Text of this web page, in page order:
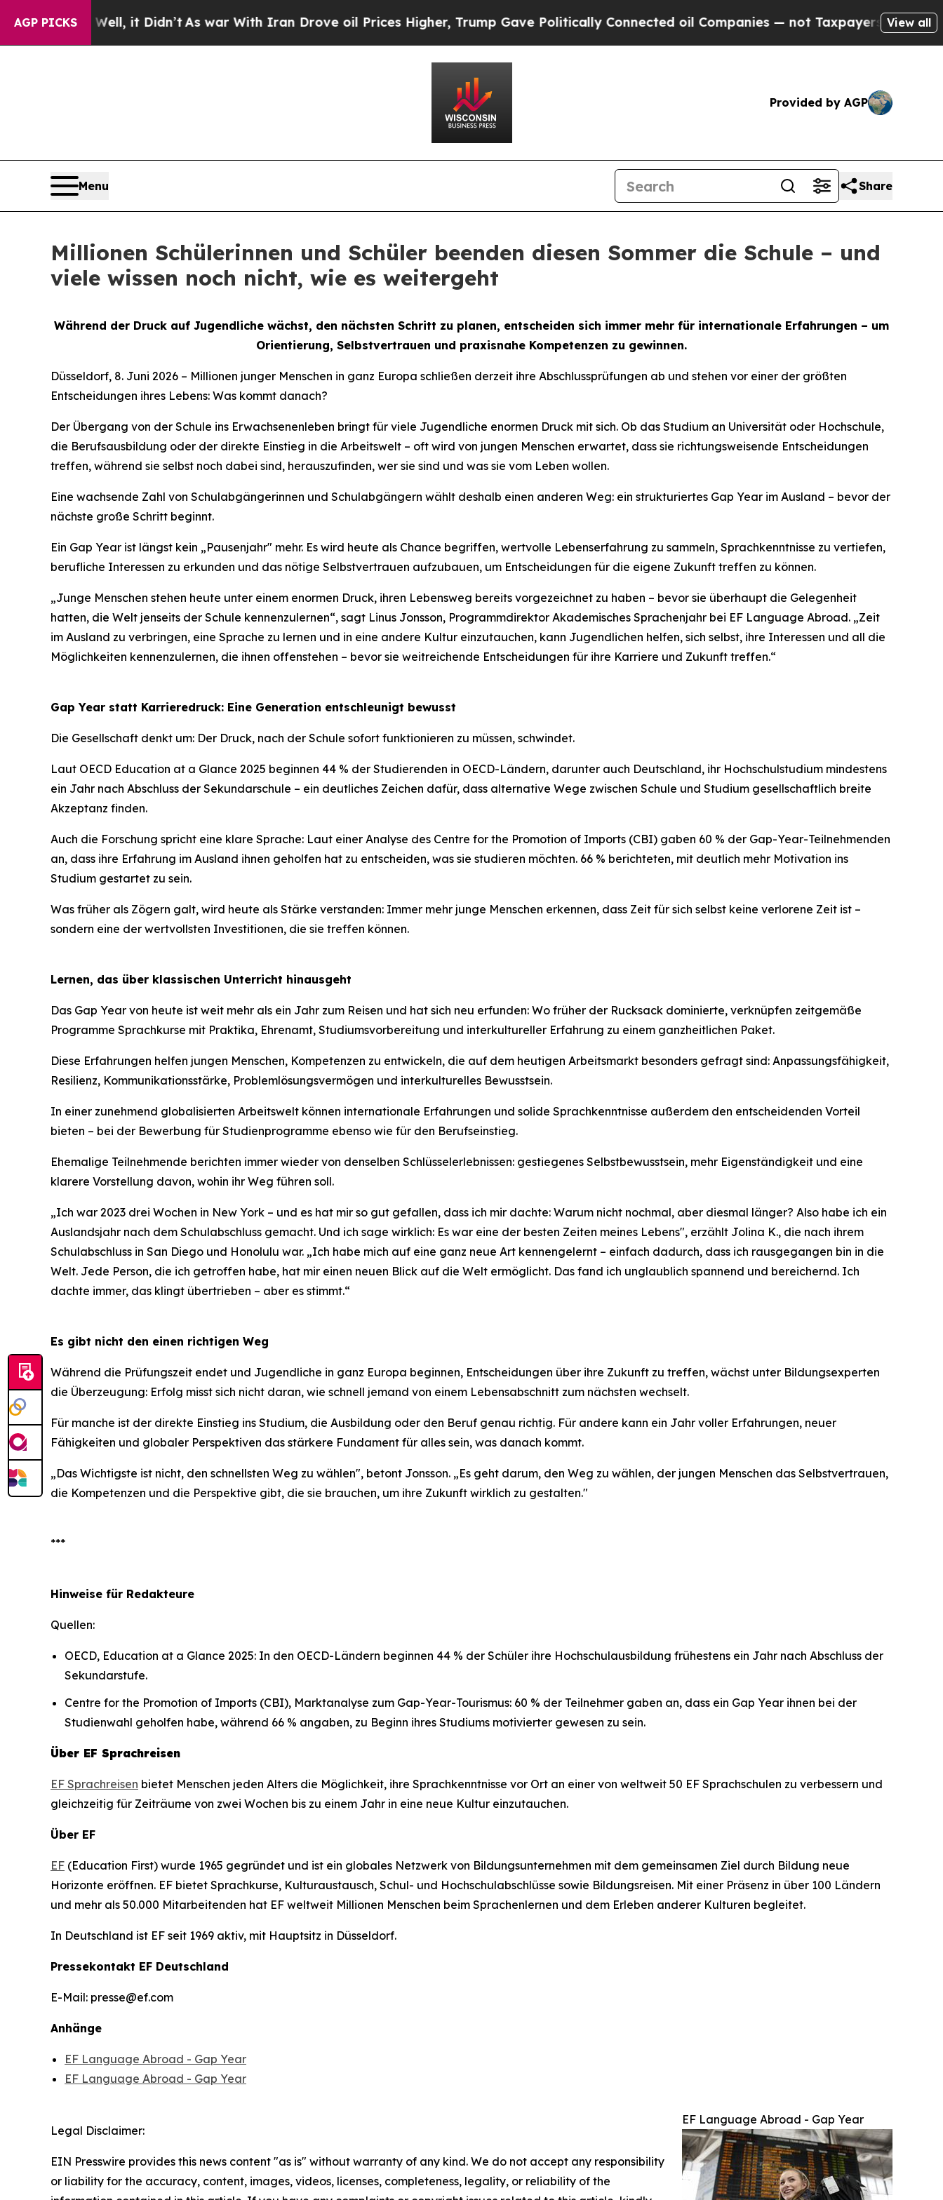
AGP PICKS
it Didn’t As war With Iran Drove oil Prices Higher, Trump Gave Politically Connected oil Companies — not Taxpayers — the Chance toView all
Provided by AGP
Menu Share
Millionen Schülerinnen und Schüler beenden diesen Sommer die Schule – und
viele wissen noch nicht, wie es weitergeht
Während der Druck auf Jugendliche wächst, den nächsten Schritt zu planen, entscheiden sich immer mehr für internationale Erfahrungen – um
Orientierung, Selbstvertrauen und praxisnahe Kompetenzen zu gewinnen.
Düsseldorf, 8. Juni 2026 – Millionen junger Menschen in ganz Europa schließen derzeit ihre Abschlussprüfungen ab und stehen vor einer der größten
Entscheidungen ihres Lebens: Was kommt danach?
Der Übergang von der Schule ins Erwachsenenleben bringt für viele Jugendliche enormen Druck mit sich. Ob das Studium an Universität oder Hochschule,
die Berufsausbildung oder der direkte Einstieg in die Arbeitswelt – oft wird von jungen Menschen erwartet, dass sie richtungsweisende Entscheidungen
treffen, während sie selbst noch dabei sind, herauszufinden, wer sie sind und was sie vom Leben wollen.
Eine wachsende Zahl von Schulabgängerinnen und Schulabgängern wählt deshalb einen anderen Weg: ein strukturiertes Gap Year im Ausland – bevor der
nächste große Schritt beginnt.
Ein Gap Year ist längst kein „Pausenjahr" mehr. Es wird heute als Chance begriffen, wertvolle Lebenserfahrung zu sammeln, Sprachkenntnisse zu vertiefen,
berufliche Interessen zu erkunden und das nötige Selbstvertrauen aufzubauen, um Entscheidungen für die eigene Zukunft treffen zu können.
„Junge Menschen stehen heute unter einem enormen Druck, ihren Lebensweg bereits vorgezeichnet zu haben – bevor sie überhaupt die Gelegenheit
hatten, die Welt jenseits der Schule kennenzulernen“, sagt Linus Jonsson, Programmdirektor Akademisches Sprachenjahr bei EF Language Abroad. „Zeit
im Ausland zu verbringen, eine Sprache zu lernen und in eine andere Kultur einzutauchen, kann Jugendlichen helfen, sich selbst, ihre Interessen und all die
Möglichkeiten kennenzulernen, die ihnen offenstehen – bevor sie weitreichende Entscheidungen für ihre Karriere und Zukunft treffen.“
Gap Year statt Karrieredruck: Eine Generation entschleunigt bewusst
Die Gesellschaft denkt um: Der Druck, nach der Schule sofort funktionieren zu müssen, schwindet.
Laut OECD Education at a Glance 2025 beginnen 44 % der Studierenden in OECD-Ländern, darunter auch Deutschland, ihr Hochschulstudium mindestens
ein Jahr nach Abschluss der Sekundarschule – ein deutliches Zeichen dafür, dass alternative Wege zwischen Schule und Studium gesellschaftlich breite
Akzeptanz finden.
Auch die Forschung spricht eine klare Sprache: Laut einer Analyse des Centre for the Promotion of Imports (CBI) gaben 60 % der Gap-Year-Teilnehmenden
an, dass ihre Erfahrung im Ausland ihnen geholfen hat zu entscheiden, was sie studieren möchten. 66 % berichteten, mit deutlich mehr Motivation ins
Studium gestartet zu sein.
Was früher als Zögern galt, wird heute als Stärke verstanden: Immer mehr junge Menschen erkennen, dass Zeit für sich selbst keine verlorene Zeit ist –
sondern eine der wertvollsten Investitionen, die sie treffen können.
Lernen, das über klassischen Unterricht hinausgeht
Das Gap Year von heute ist weit mehr als ein Jahr zum Reisen und hat sich neu erfunden: Wo früher der Rucksack dominierte, verknüpfen zeitgemäße
Programme Sprachkurse mit Praktika, Ehrenamt, Studiumsvorbereitung und interkultureller Erfahrung zu einem ganzheitlichen Paket.
Diese Erfahrungen helfen jungen Menschen, Kompetenzen zu entwickeln, die auf dem heutigen Arbeitsmarkt besonders gefragt sind: Anpassungsfähigkeit,
Resilienz, Kommunikationsstärke, Problemlösungsvermögen und interkulturelles Bewusstsein.
In einer zunehmend globalisierten Arbeitswelt können internationale Erfahrungen und solide Sprachkenntnisse außerdem den entscheidenden Vorteil
bieten – bei der Bewerbung für Studienprogramme ebenso wie für den Berufseinstieg.
Ehemalige Teilnehmende berichten immer wieder von denselben Schlüsselerlebnissen: gestiegenes Selbstbewusstsein, mehr Eigenständigkeit und eine
klarere Vorstellung davon, wohin ihr Weg führen soll.
„Ich war 2023 drei Wochen in New York – und es hat mir so gut gefallen, dass ich mir dachte: Warum nicht nochmal, aber diesmal länger? Also habe ich ein
Auslandsjahr nach dem Schulabschluss gemacht. Und ich sage wirklich: Es war eine der besten Zeiten meines Lebens", erzählt Jolina K., die nach ihrem
Schulabschluss in San Diego und Honolulu war. „Ich habe mich auf eine ganz neue Art kennengelernt – einfach dadurch, dass ich rausgegangen bin in die
Welt. Jede Person, die ich getroffen habe, hat mir einen neuen Blick auf die Welt ermöglicht. Das fand ich unglaublich spannend und bereichernd. Ich
dachte immer, das klingt übertrieben – aber es stimmt.“
Es gibt nicht den einen richtigen Weg
Während die Prüfungszeit endet und Jugendliche in ganz Europa beginnen, Entscheidungen über ihre Zukunft zu treffen, wächst unter Bildungsexperten
die Überzeugung: Erfolg misst sich nicht daran, wie schnell jemand von einem Lebensabschnitt zum nächsten wechselt.
Für manche ist der direkte Einstieg ins Studium, die Ausbildung oder den Beruf genau richtig. Für andere kann ein Jahr voller Erfahrungen, neuer
Fähigkeiten und globaler Perspektiven das stärkere Fundament für alles sein, was danach kommt.
„Das Wichtigste ist nicht, den schnellsten Weg zu wählen", betont Jonsson. „Es geht darum, den Weg zu wählen, der jungen Menschen das Selbstvertrauen,
die Kompetenzen und die Perspektive gibt, die sie brauchen, um ihre Zukunft wirklich zu gestalten."
***
Hinweise für Redakteure
Quellen:
OECD, Education at a Glance 2025: In den OECD-Ländern beginnen 44 % der Schüler ihre Hochschulausbildung frühestens ein Jahr nach Abschluss der
Sekundarstufe.
Centre for the Promotion of Imports (CBI), Marktanalyse zum Gap-Year-Tourismus: 60 % der Teilnehmer gaben an, dass ein Gap Year ihnen bei der
Studienwahl geholfen habe, während 66 % angaben, zu Beginn ihres Studiums motivierter gewesen zu sein.
Über EF Sprachreisen
EF Sprachreisen bietet Menschen jeden Alters die Möglichkeit, ihre Sprachkenntnisse vor Ort an einer von weltweit 50 EF Sprachschulen zu verbessern und
gleichzeitig für Zeiträume von zwei Wochen bis zu einem Jahr in eine neue Kultur einzutauchen.
Über EF
EF (Education First) wurde 1965 gegründet und ist ein globales Netzwerk von Bildungsunternehmen mit dem gemeinsamen Ziel durch Bildung neue
Horizonte eröffnen. EF bietet Sprachkurse, Kulturaustausch, Schul- und Hochschulabschlüsse sowie Bildungsreisen. Mit einer Präsenz in über 100 Ländern
und mehr als 50.000 Mitarbeitenden hat EF weltweit Millionen Menschen beim Sprachenlernen und dem Erleben anderer Kulturen begleitet.
In Deutschland ist EF seit 1969 aktiv, mit Hauptsitz in Düsseldorf.
Pressekontakt EF Deutschland
E-Mail: presse@ef.com
Anhänge
EF Language Abroad - Gap Year
EF Language Abroad - Gap Year
EF Language Abroad - Gap Year
Legal Disclaimer:
EIN Presswire provides this news content "as is" without warranty of any kind. We do not accept any responsibility
or liability for the accuracy, content, images, videos, licenses, completeness, legality, or reliability of the